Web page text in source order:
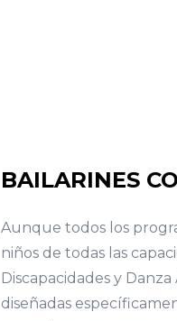
BAILARINES
Aunque todos los
niños de todas las
Discapacidades y
diseñadas